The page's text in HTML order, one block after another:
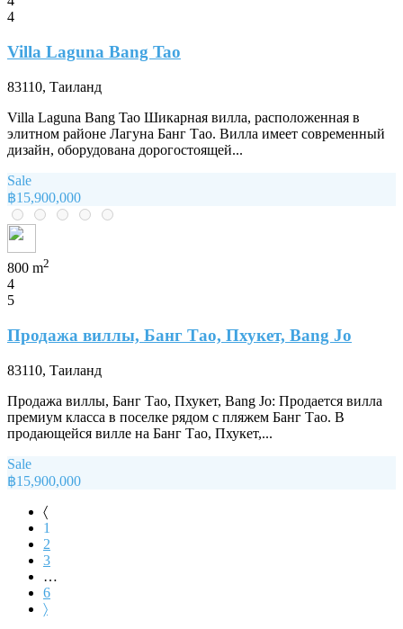
4
Villa Laguna Bang Tao
83110, Таиланд
Villa Laguna Bang Tao Шикарная вилла, расположенная в
элитном районе Лагуна Банг Тао. Вилла имеет современный
дизайн, оборудована дорогостоящей...
Sale
฿15,900,000
800 m2
4
5
Продажа виллы, Банг Тао, Пхукет, Bang Jo
83110, Таиланд
Продажа виллы, Банг Тао, Пхукет, Bang Jo: Продается вилла
премиум класса в поселке рядом с пляжем Банг Тао. В
продающейся вилле на Банг Тао, Пхукет,...
Sale
฿15,900,000
〈
1
2
3
…
6
〉